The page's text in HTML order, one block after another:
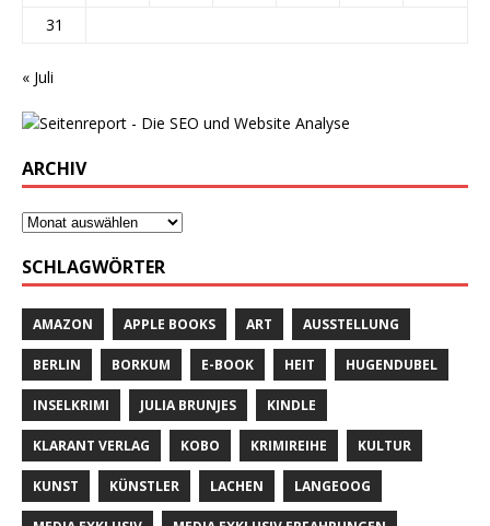
31
« Juli
ARCHIV
SCHLAGWÖRTER
AMAZON APPLE BOOKS ART AUSSTELLUNG
BERLIN BORKUM E-BOOK HEIT HUGENDUBEL
INSELKRIMI JULIA BRUNJES KINDLE
KLARANT VERLAG KOBO KRIMIREIHE KULTUR
KUNST KÜNSTLER LACHEN LANGEOOG